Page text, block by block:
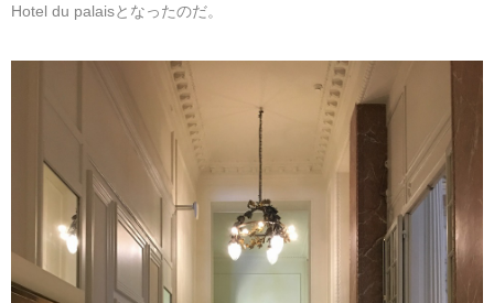
Hotel du palaisとなったのだ。